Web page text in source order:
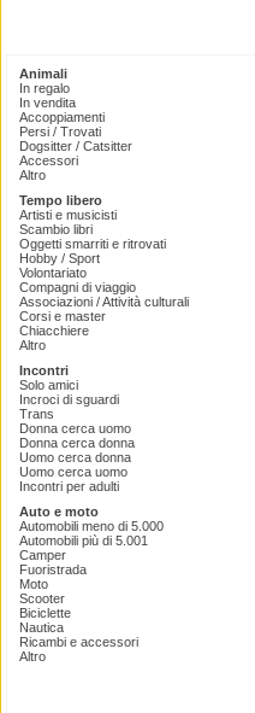
Animali
In regalo
In vendita
Accoppiamenti
Persi / Trovati
Dogsitter / Catsitter
Accessori
Altro
Tempo libero
Artisti e musicisti
Scambio libri
Oggetti smarriti e ritrovati
Hobby / Sport
Volontariato
Compagni di viaggio
Associazioni / Attività culturali
Corsi e master
Chiacchiere
Altro
Incontri
Solo amici
Incroci di sguardi
Trans
Donna cerca uomo
Donna cerca donna
Uomo cerca donna
Uomo cerca uomo
Incontri per adulti
Auto e moto
Automobili meno di 5.000
Automobili più di 5.001
Camper
Fuoristrada
Moto
Scooter
Biciclette
Nautica
Ricambi e accessori
Altro